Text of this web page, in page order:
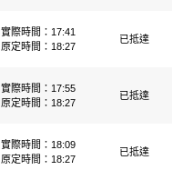
實際時間：17:41
原定時間：18:27
已抵達
實際時間：17:55
原定時間：18:27
已抵達
實際時間：18:09
原定時間：18:27
已抵達